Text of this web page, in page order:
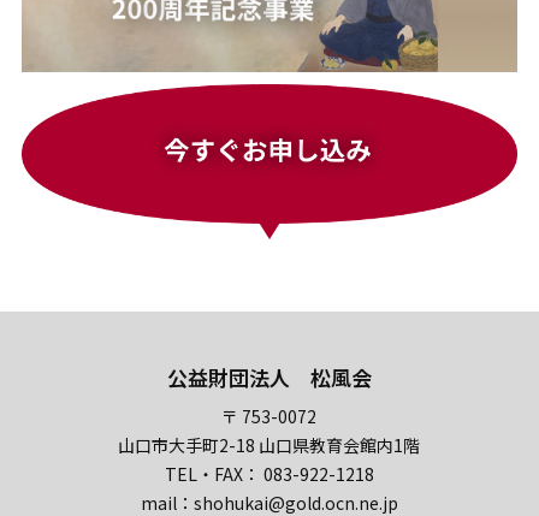
公益財団法人 松風会
〒 753-0072
山口市大手町2-18 山口県教育会館内1階
TEL・FAX： 083-922-1218
mail：shohukai@gold.ocn.ne.jp